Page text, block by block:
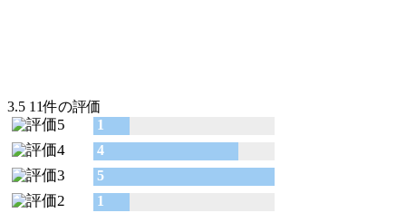
3.5 11件の評価
1
4
5
1